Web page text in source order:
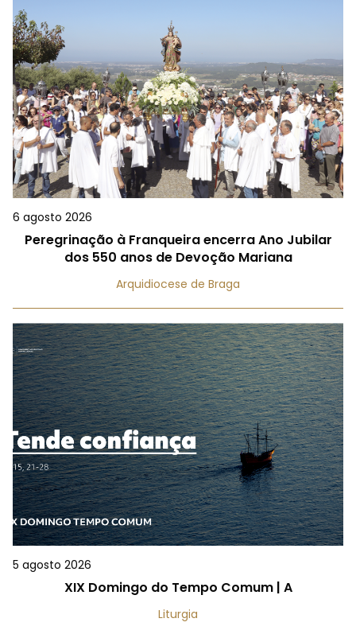
6 agosto 2026
Peregrinação à Franqueira encerra Ano Jubilar
dos 550 anos de Devoção Mariana
Arquidiocese de Braga
5 agosto 2026
XIX Domingo do Tempo Comum | A
Liturgia